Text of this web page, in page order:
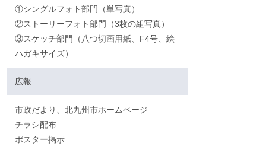
①シングルフォト部門（単写真）
②ストーリーフォト部門（3枚の組写真）
③スケッチ部門（八つ切画用紙、F4号、絵
ハガキサイズ）
広報
市政だより、北九州市ホームページ
チラシ配布
ポスター掲示